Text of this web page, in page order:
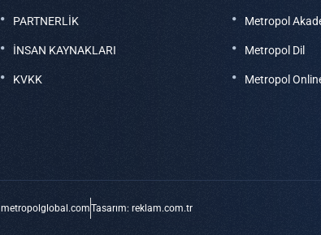
PARTNERLİK
İNSAN KAYNAKLARI
KVKK
Metropol
Metropol Dil
Metropol
metropolglobal.comTasarım: reklam.com.tr